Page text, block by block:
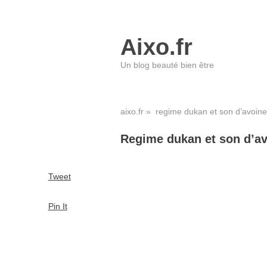
Aixo.fr
Un blog beauté bien être
aixo.fr» regime dukan et son d’avoine
Regime dukan et son
Tweet
Pin It